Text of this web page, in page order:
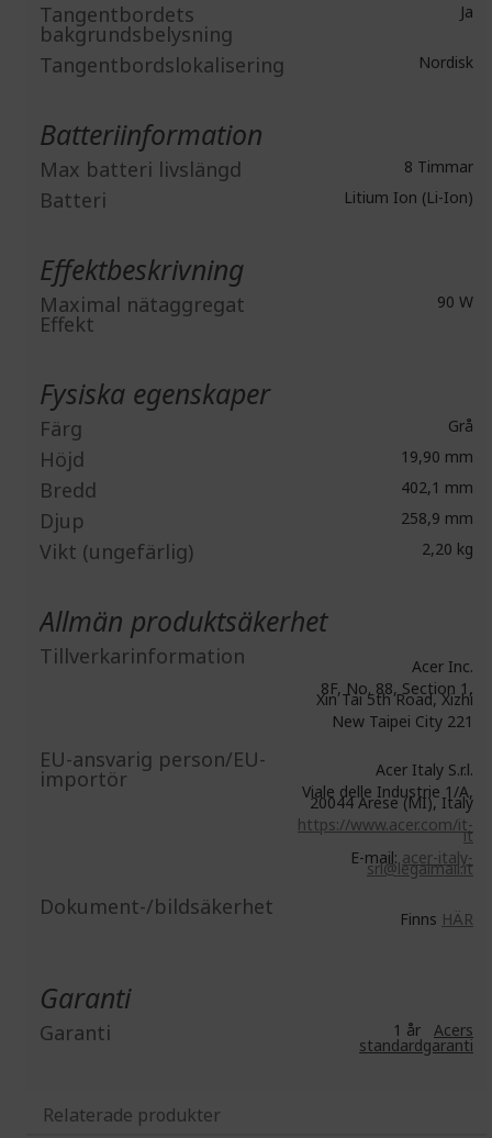
Tangentbordets
bakgrundsbelysning
Ja
Tangentbordslokalisering Nordisk
Batteriinformation
Max batteri livslängd 8 Timmar
Batteri Litium Ion (Li-Ion)
Effektbeskrivning
Maximal nätaggregat
Effekt
90 W
Fysiska egenskaper
Färg Grå
Höjd 19,90 mm
Bredd 402,1 mm
Djup 258,9 mm
Vikt (ungefärlig) 2,20 kg
Allmän produktsäkerhet
Tillverkarinformation
Acer Inc.
8F, No. 88, Section 1,
Xin Tai 5th Road, Xizhi
New Taipei City 221
EU-ansvarig person/EU-
importör
Acer Italy S.r.l.
Viale delle Industrie 1/A,
20044 Arese (MI), Italy
https://www.acer.com/it-
it
E-mail:acer-italy-
srl@legalmail.it
Dokument-/bildsäkerhet Finns HÄR
Garanti
Garanti 1 år Acers
standardgaranti
Relaterade produkter